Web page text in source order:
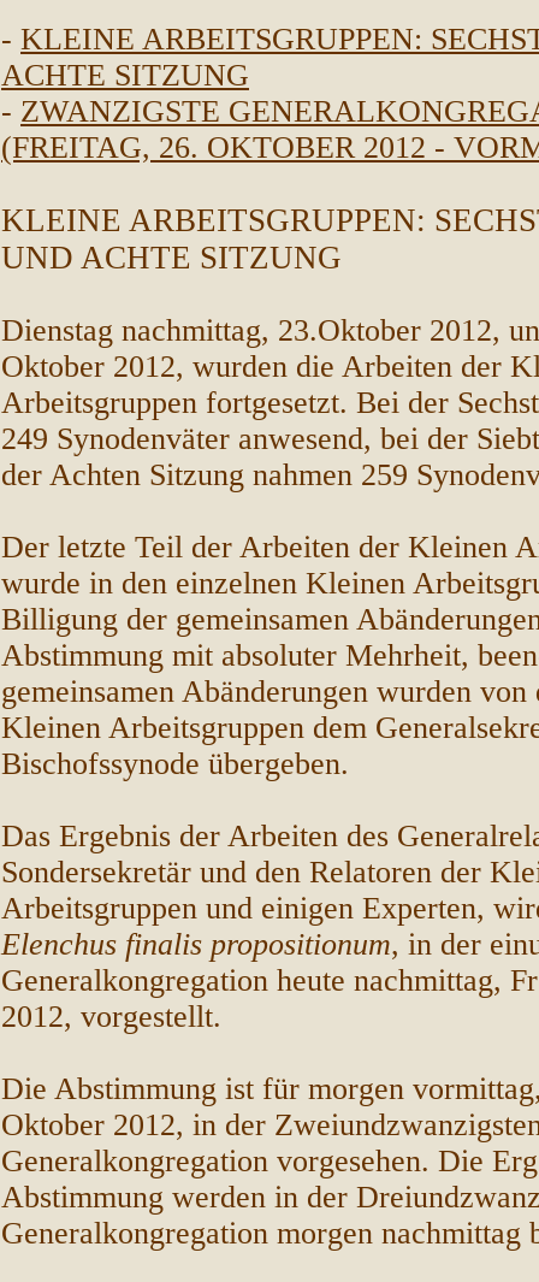
- KLEINE ARBEITSGRUPPEN:
ACHTE SITZUNG
- ZWANZIGSTE
(FREITAG, 26. OKTOBER 2012 -
KLEINE ARBEITSGRUPPEN:
UND ACHTE SITZUNG
Dienstag nachmittag, 23.Oktober 2012,
Oktober 2012, wurden die Arbeiten der
Arbeitsgruppen fortgesetzt. Bei der
249 Synodenväter anwesend, bei der
der Achten Sitzung nahmen 259
Der letzte Teil der Arbeiten der Kleinen
wurde in den einzelnen Kleinen
Billigung der gemeinsamen
Abstimmung mit absoluter Mehrheit,
gemeinsamen Abänderungen wurden
Kleinen Arbeitsgruppen dem
Bischofssynode übergeben.
Das Ergebnis der Arbeiten des
Sondersekretär und den Relatoren der
Arbeitsgruppen und einigen Experten,
Elenchus finalis propositionum, in der
Generalkongregation heute nachmittag,
2012, vorgestellt.
Die Abstimmung ist für morgen
Oktober 2012, in der
Generalkongregation vorgesehen. Die
Abstimmung werden in der
Generalkongregation morgen nachmittag